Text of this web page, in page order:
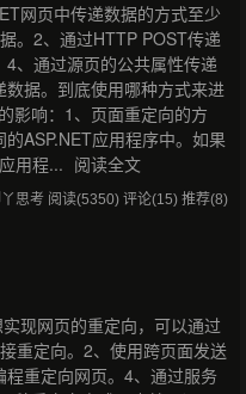
网页中传递数据的方式至少
。2、通过HTTP POST传递
、通过源页的公共属性传递
据。到底使用哪种方式来进
影响：1、页面重定向的方
ASP.NET应用程序中。如果
用程... 阅读全文
思考 阅读(5350) 评论(15) 推荐(8)
现网页的重定向，可以通过
重定向。2、使用跨页面发送
重定向网页。4、通过服务